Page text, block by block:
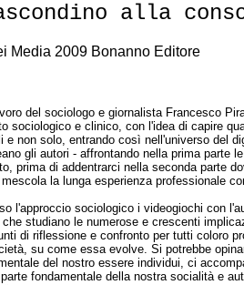
alla
Media 2009 Bonanno Editore
del sociologo e giornalista Francesco
sociologico e clinico, con l'idea di capire
non solo, entrando così nell'universo del
gli autori - affrontando nella prima parte
prima di addentrarci nella seconda parte
la lunga esperienza professionale
l'approccio sociologico i videogiochi con
studiano le numerose e crescenti
di riflessione e confronto per tutti coloro
su come essa evolve. Si potrebbe
del nostro essere individui, ci
fondamentale della nostra socialità e